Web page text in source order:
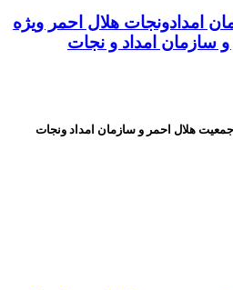
امدادونجات هلال احمر ویژه
سازمان امداد و نجات
جمعیت هلال احمر و سازمان امداد ونجات